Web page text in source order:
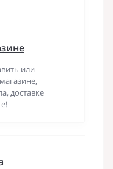
или
доставке